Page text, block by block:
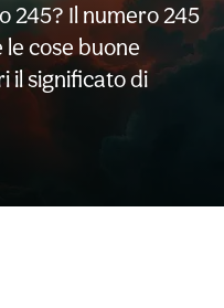
245? Il numero 245
le cose buone
il significato di